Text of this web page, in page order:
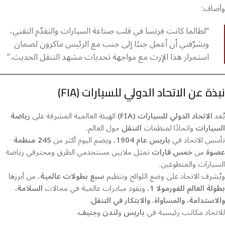
وأضاف:
“لطالما كانت فرنسا في قلب صناعة السيارات والتقدّم التقني،
ويشرّفني أن أعمل جنبًا إلى جنب مع الرئيس ماكرون لضمان
استمرار هذا الإرث مع مواجهة تحديات مشهد التنقل الحديث.”
نبذة عن الاتحاد الدولي للسيارات (FIA)
يُعدالاتحاد الدولي للسيارات (FIA) الهيئة العالمية المشرفة علىرياضة
السياراتواتحادًا لمنظماتالتنقلحول العالم.
تأسس الاتحاد فيباريس عام 1904 ، ويضم اليوم أكثر من 245 منظمة
عضوةمنخمس قاراتتمثل ملايين مستخدمي الطرق ومحترفي رياضة
السيارات والمتطوعين.
ويُشرف الاتحاد على وضع اللوائح وتنظيمسبع بطولات عالمية، من أبرزها
بطولة العالم للفورمولا 1 ، ويقود مبادرات عالمية في مجالاتالسلامة،
والاستدامة، والمساواة، والابتكار في التنقل.
للاتحاد مكاتب رئيسية فيباريسولندنوجنيف.